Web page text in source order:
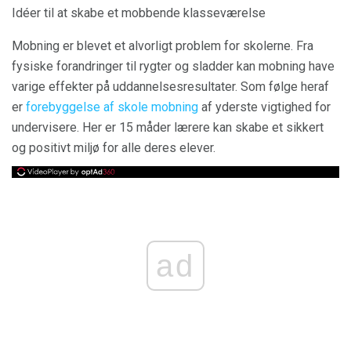
Idéer til at skabe et mobbende klasseværelse
Mobning er blevet et alvorligt problem for skolerne. Fra
fysiske forandringer til rygter og sladder kan mobning have
varige effekter på uddannelsesresultater. Som følge heraf
er forebyggelse af skole mobning af yderste vigtighed for
undervisere. Her er 15 måder lærere kan skabe et sikkert
og positivt miljø for alle deres elever.
ad